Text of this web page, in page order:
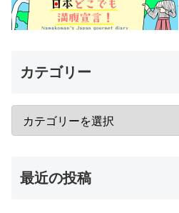
カテゴリー
最近の投稿